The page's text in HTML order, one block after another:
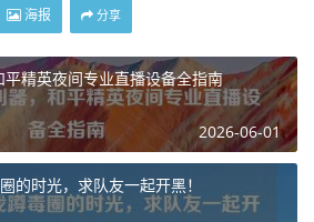
海报 分享
精英夜间专业直播设备全指南
2026-06-01
的时光，求队友一起开黑！